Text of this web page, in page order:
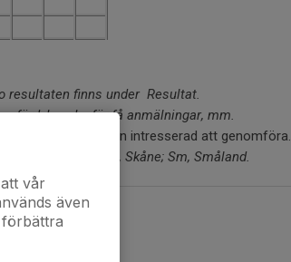
resultaten finns under Resultat.
kanske för få anmälningar, mm.
enkelt Tomt. Ingen intresserad att genomföra.
Ha, Halland; Sk, Skåne; Sm, Småland.
vår
även